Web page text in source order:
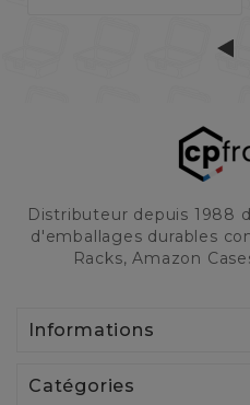
Distributeur depuis 1988
d'emballages durables
Racks, Amazon
Informations
Catégories